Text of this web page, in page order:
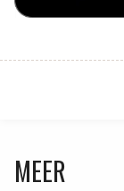
MEER